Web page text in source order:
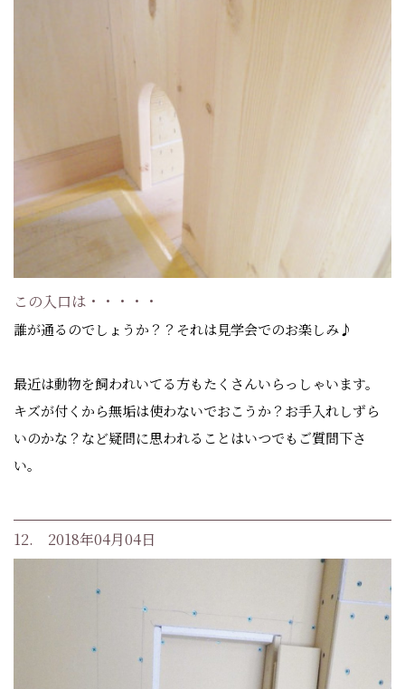
この入口は・・・・・
誰が通るのでしょうか？？それは見学会でのお楽しみ♪
最近は動物を飼われいてる方もたくさんいらっしゃいます。
キズが付くから無垢は使わないでおこうか？お手入れしずら
いのかな？など疑問に思われることはいつでもご質問下さ
い。
12. 2018年04月04日